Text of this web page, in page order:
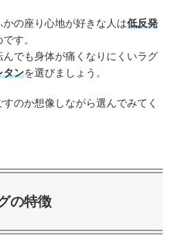
の座り心地が好きな人は低反発
す。
でも身体が痛くなりにくいラグ
タンを選びましょう。
のか想像しながら選んでみてく
の特徴